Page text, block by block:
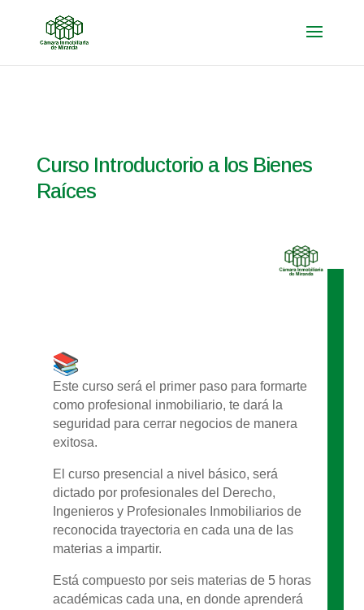
Curso Introductorio a los Bienes
Raíces
Este curso será el primer paso para formarte
como profesional inmobiliario, te dará la
seguridad para cerrar negocios de manera
exitosa.
El curso presencial a nivel básico, será
dictado por profesionales del Derecho,
Ingenieros y Profesionales Inmobiliarios de
reconocida trayectoria en cada una de las
materias a impartir.
Está compuesto por seis materias de 5 horas
académicas cada una, en donde aprenderá